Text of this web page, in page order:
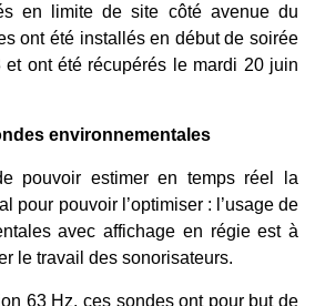
en limite de site côté avenue du
ont été installés en début de soirée
ont été récupérés le mardi 20 juin
environnementales
pouvoir estimer en temps réel la
pour pouvoir l’optimiser : l’usage de
avec affichage en régie est à
le travail des sonorisateurs.
63 Hz, ces sondes ont pour but de